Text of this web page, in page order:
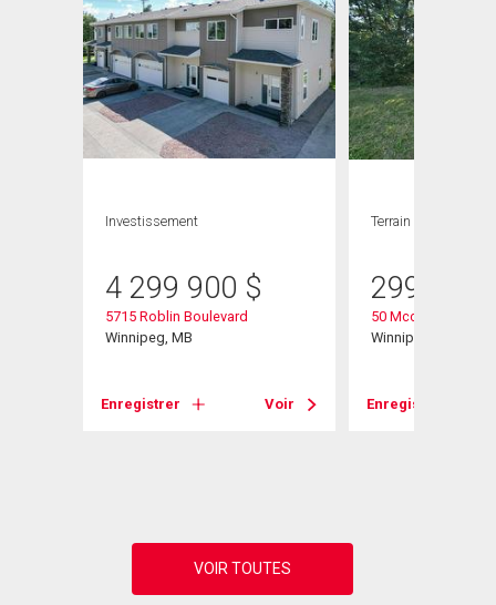
Investissement
4 299 900 $
5715 Roblin Boulevard
Winnipeg, MB
Enregistrer Voir
Terrain
299 900
50 Mccallum
Winnipeg, MB
Enregistrer